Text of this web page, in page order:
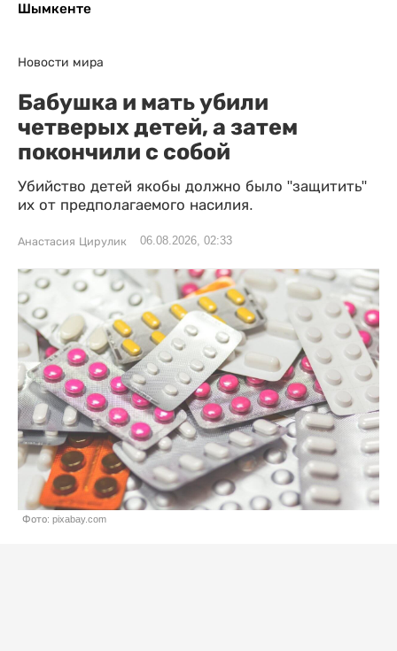
Шымкенте
Новости мира
Бабушка и мать убили
четверых детей, а затем
покончили с собой
Убийство детей якобы должно было "защитить"
их от предполагаемого насилия.
Анастасия Цирулик 06.08.2026, 02:33
Фото: pixabay.com